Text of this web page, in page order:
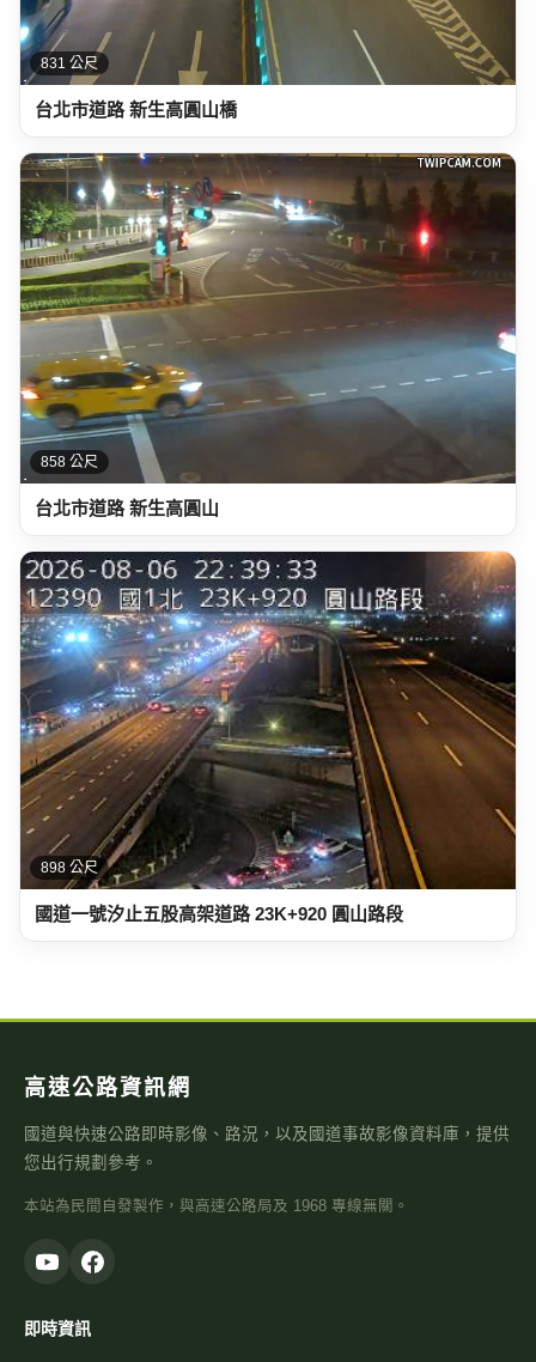
831 公尺
台北市道路 新生高圓山橋
858 公尺
台北市道路 新生高圓山
898 公尺
國道一號汐止五股高架道路 23K+920 圓山路段
高速公路資訊網
國道與快速公路即時影像、路況，以及國道事故影像資料庫，提供
您出行規劃參考。
本站為民間自發製作，與高速公路局及 1968 專線無關。
即時資訊